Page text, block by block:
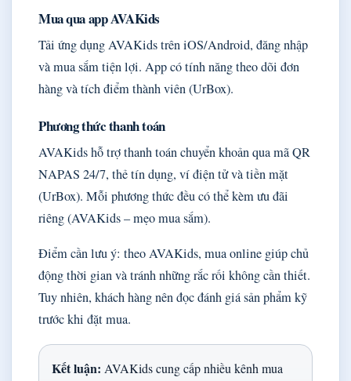
Mua qua app AVAKids
Tải ứng dụng AVAKids trên iOS/Android, đăng nhập
và mua sắm tiện lợi. App có tính năng theo dõi đơn
hàng và tích điểm thành viên (UrBox).
Phương thức thanh toán
AVAKids hỗ trợ thanh toán chuyển khoản qua mã QR
NAPAS 24/7, thẻ tín dụng, ví điện tử và tiền mặt
(UrBox). Mỗi phương thức đều có thể kèm ưu đãi
riêng (AVAKids – mẹo mua sắm).
Điểm cần lưu ý: theo AVAKids, mua online giúp chủ
động thời gian và tránh những rắc rối không cần thiết.
Tuy nhiên, khách hàng nên đọc đánh giá sản phẩm kỹ
trước khi đặt mua.
Kết luận: AVAKids cung cấp nhiều kênh mua